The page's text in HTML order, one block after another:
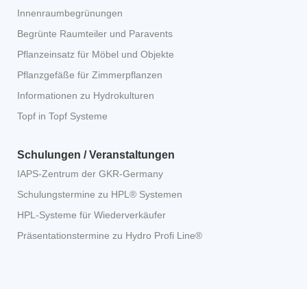
Innenraumbegrünungen
Begrünte Raumteiler und Paravents
Pflanzeinsatz für Möbel und Objekte
Pflanzgefäße für Zimmerpflanzen
Informationen zu Hydrokulturen
Topf in Topf Systeme
Schulungen / Veranstaltungen
IAPS-Zentrum der GKR-Germany
Schulungstermine zu HPL® Systemen
HPL-Systeme für Wiederverkäufer
Präsentationstermine zu Hydro Profi Line®